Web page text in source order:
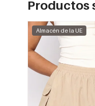
Productos
Almacén de la UE